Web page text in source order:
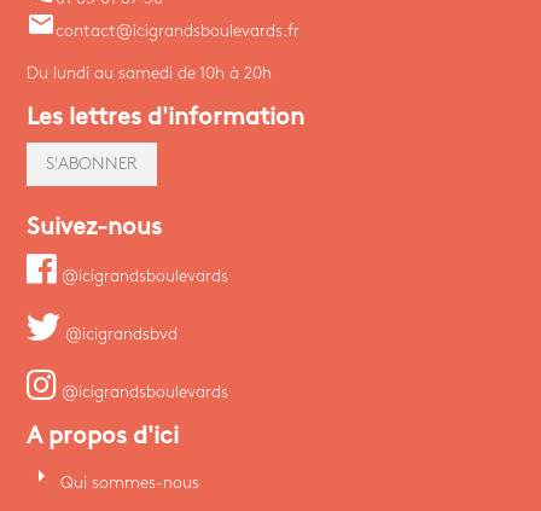
emailcontact@icigrandsboulevards.fr
Du lundi au samedi de 10h à 20h
Les lettres d'information
S'ABONNER
Suivez-nous
@icigrandsboulevards
@icigrandsbvd
@icigrandsboulevards
A propos d'ici
arrow_right Qui sommes-nous